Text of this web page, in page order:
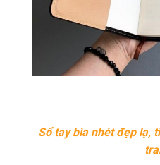
Sổ tay bìa nhét đẹp lạ,